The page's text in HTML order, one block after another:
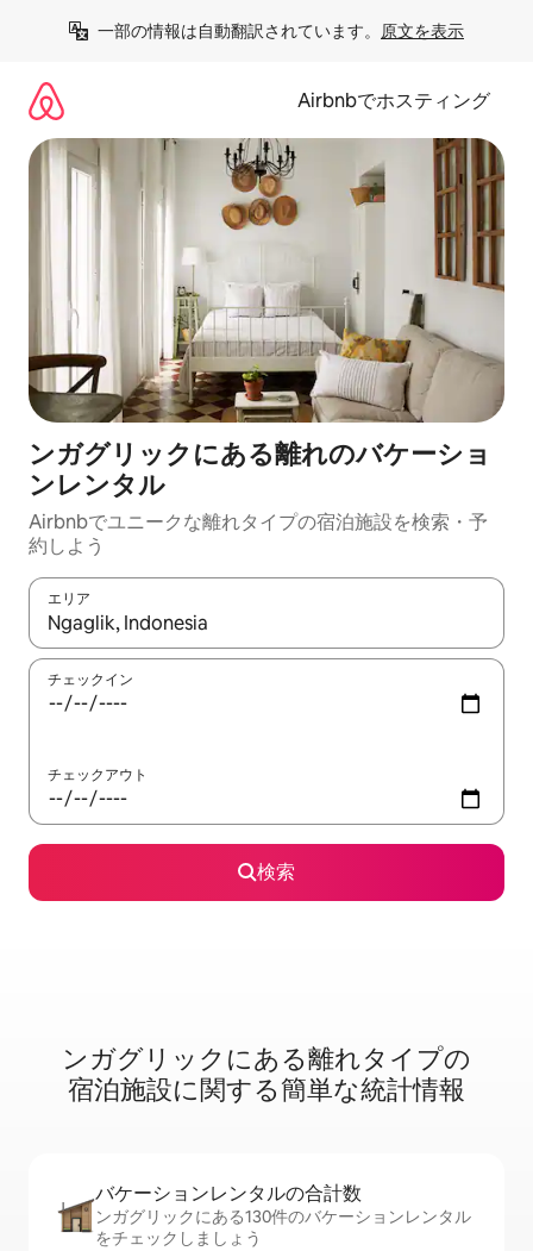
一部の情報は自動翻訳されています。 原文を表示
Airbnbでホスティング
ンガグリックにある離れのバケーショ
ンレンタル
Airbnbでユニークな離れタイプの宿泊施設を検索・予
約しよう
エリア
検索結果が表示されたら、上下の矢印キーを使って移動するか
チェックイン
チェックアウト
検索
ンガグリックに⁠あ⁠る離⁠れ⁠タ⁠イ⁠プ⁠の
宿⁠泊⁠施⁠設⁠に関⁠す⁠る簡⁠単⁠な統⁠計⁠情⁠報
バケーションレ⁠ン⁠タ⁠ル⁠の合⁠計⁠数
ンガグリックにある130件のバケーションレンタル
をチェックしましょう